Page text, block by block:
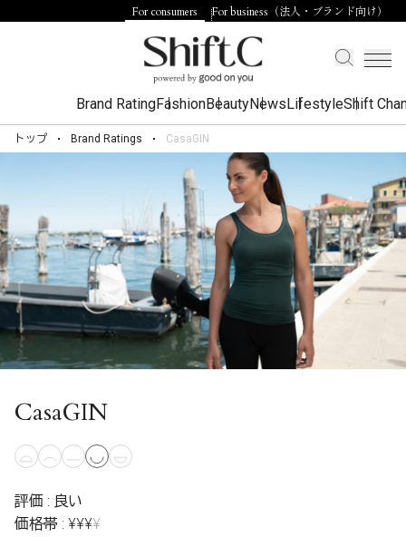
For consumers For business（法人・ブランド向け）
Brand RatingFashionBeautyNewsLifestyleShift
トップ Brand Ratings CasaGIN
CasaGIN
評価 : 良い
価格帯 : ¥¥¥¥